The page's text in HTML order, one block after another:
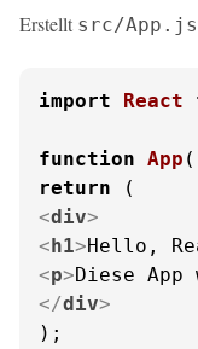
Erstellt src/App.js
import React
function App (
return
<div>
<h1>Hello,
<p>Diese
</div>
);